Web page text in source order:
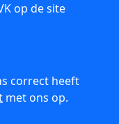
op de site
correct heeft
met ons op.